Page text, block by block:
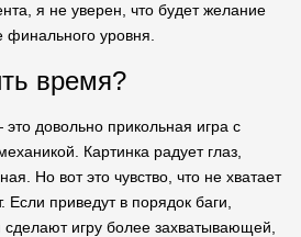
я не уверен, что будет желание
финального уровня.
время?
довольно прикольная игра с
Картинка радует глаз,
Но вот это чувство, что не хватает
Если приведут в порядок баги,
игру более захватывающей,